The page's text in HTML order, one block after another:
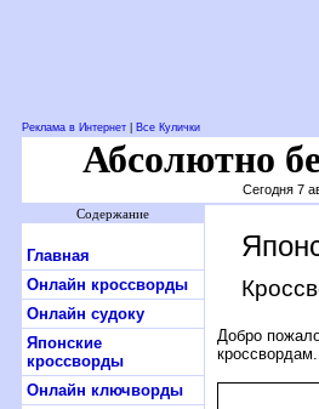
Реклама в Интернет Все Кулички
Абсолютно
Сегодня 7
Содержание
Главная
Онлайн кроссворды
Онлайн судоку
Японские
кроссворды
Онлайн ключворды
Добро
кроссвордам.